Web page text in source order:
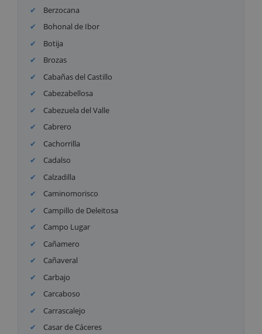
Berzocana
Bohonal de Ibor
Botija
Brozas
Cabañas del Castillo
Cabezabellosa
Cabezuela del Valle
Cabrero
Cachorrilla
Cadalso
Calzadilla
Caminomorisco
Campillo de Deleitosa
Campo Lugar
Cañamero
Cañaveral
Carbajo
Carcaboso
Carrascalejo
Casar de Cáceres